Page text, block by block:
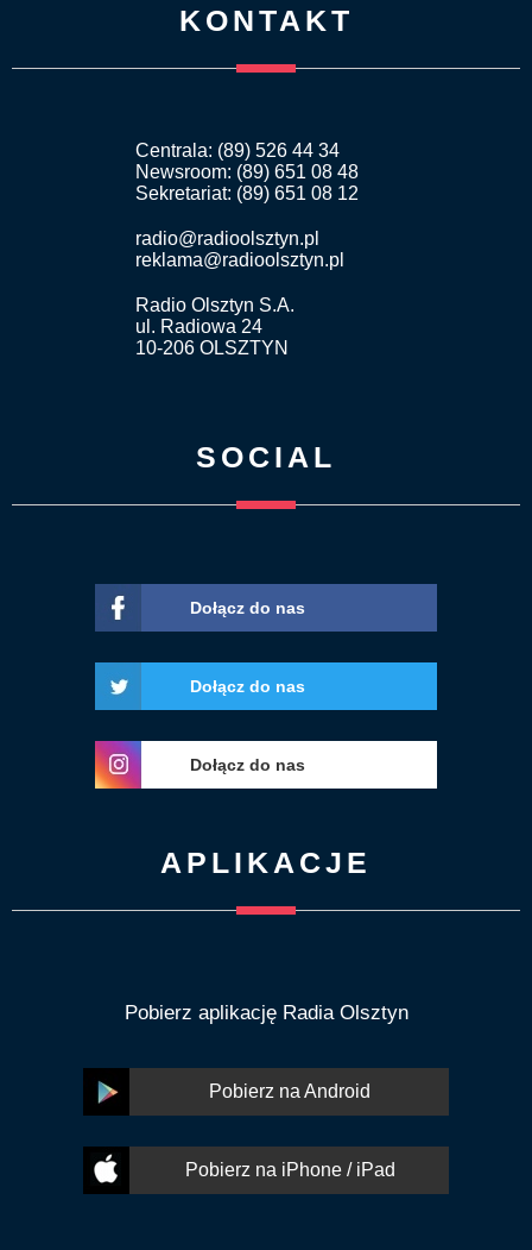
KONTAKT
Centrala: (89) 526 44 34
Newsroom: (89) 651 08 48
Sekretariat: (89) 651 08 12
radio@radioolsztyn.pl
reklama@radioolsztyn.pl
Radio Olsztyn S.A.
ul. Radiowa 24
10-206 OLSZTYN
SOCIAL
Dołącz do nas
Dołącz do nas
Dołącz do nas
APLIKACJE
Pobierz aplikację Radia Olsztyn
Pobierz na Android
Pobierz na iPhone / iPad